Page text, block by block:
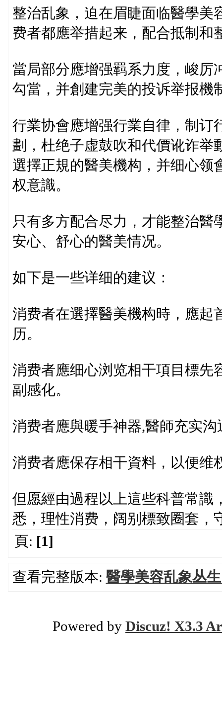
整治乱象，迫在眉睫面临醫學美
费者都應举措起来，配合抵制和
當局部分應增强羁系力度，峻厉
勾當，并創建完美的投诉举报機
行業协會應增强行業自律，制订
劃，杜绝子虚鼓吹和代價讹诈举
選擇正規的醫美機构，并细心领
权意識。
只有多方配合尽力，才能整治
安心、舒心的醫美情况。
如下是一些详细的建议：
消费者在選擇醫美機构時，應起
历。
消费者應细心浏览相干項目標先
副感化。
消费者應與暖手神器,醫師充实
消费者應保存相干資料，以便维
但愿經由過程以上這些科普常識
悉，理性消费，阔别標致圈套，
頁: [1]
查看完整版本: 醫學美容乱象丛
Powered by Discuz! X3.3